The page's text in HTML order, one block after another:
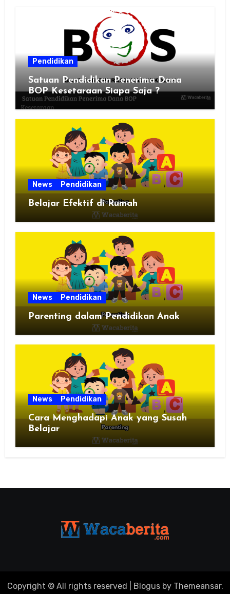
Pendidikan
Satuan Pendidikan Penerima Dana
BOP Kesetaraan Siapa Saja ?
News Pendidikan
Belajar Efektif di Rumah
News Pendidikan
Parenting dalam Pendidikan Anak
News Pendidikan
Cara Menghadapi Anak yang Susah
Belajar
Copyright © All rights reserved Blogusby Themeansar.